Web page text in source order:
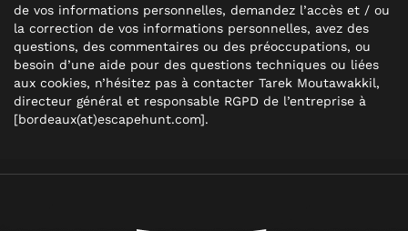
de vos informations personnelles, demandez l’accès et / ou
la correction de vos informations personnelles, avez des
questions, des commentaires ou des préoccupations, ou
besoin d’une aide pour des questions techniques ou liées
aux cookies, n’hésitez pas à contacter Tarek Moutawakkil,
directeur général et responsable RGPD de l’entreprise à
[bordeaux(at)escapehunt.com].